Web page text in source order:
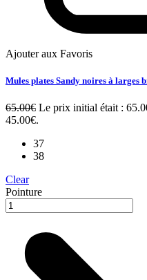
Ajouter aux Favoris
Mules plates Sandy noires à larges
65.00€ Le prix initial était :
45.00€.
37
38
Clear
Pointure